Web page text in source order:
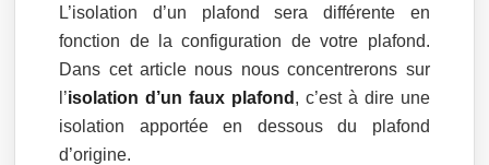
L’isolation d’un plafond sera différente en
fonction de la configuration de votre plafond.
Dans cet article nous nous concentrerons sur
l’isolation d’un faux plafond , c’est à dire une
isolation apportée en dessous du plafond
d’origine.